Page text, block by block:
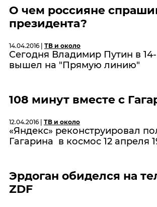
О чем россияне
президента?
14.04.2016 | ТВ и около
Сегодня Владимир Путин в
вышел на "Прямую линию"
108 минут вместе с
12.04.2016 | ТВ и около
«Яндекс» реконструировал
Гагарина в космос 12 апреля
Эрдоган обиделся на
ZDF